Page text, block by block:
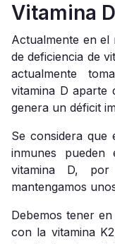
Vitamina
Actualmente en el
de deficiencia de
actualmente
vitamina D aparte
genera un déficit
Se considera que
inmunes pueden
vitamina D,
mantengamos
Debemos tener
con la vitamina